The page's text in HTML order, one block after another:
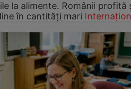
la alimente. Românii profită
în cantități mari